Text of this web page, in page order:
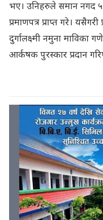
भए। उनिहरुले समान नगद
प्रमाणपत्र प्राप्त गरे।
दुर्गालक्ष्मी नमुना माविका
आर्कषक पुरस्कार प्रदान